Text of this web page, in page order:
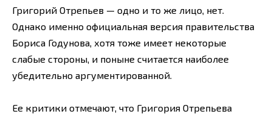
Григорий Отрепьев — одно и то же лицо, нет.
Однако именно официальная версия правительства
Бориса Годунова, хотя тоже имеет некоторые
слабые стороны, и поныне считается наиболее
убедительно аргументированной.
Ее критики отмечают, что Григория Отрепьева